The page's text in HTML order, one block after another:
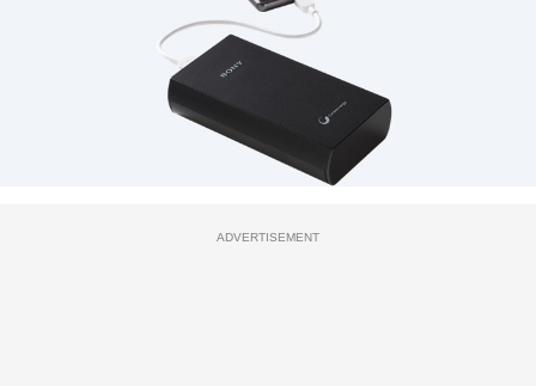
ADVERTISEMENT